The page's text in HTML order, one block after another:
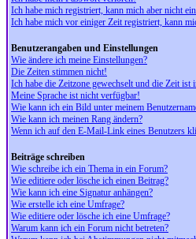
Ich habe mich registriert, kann mich aber nicht
Ich habe mich vor einiger Zeit registriert, kann
Benutzerangaben und Einstellungen
Wie ändere ich meine Einstellungen?
Die Zeiten stimmen nicht!
Ich habe die Zeitzone gewechselt und die Zeit ist
Meine Sprache ist nicht verfügbar!
Wie kann ich ein Bild unter meinem
Wie kann ich meinen Rang ändern?
Wenn ich auf den E-Mail-Link eines Benutzers
Beiträge schreiben
Wie schreibe ich ein Thema in ein Forum?
Wie editiere oder lösche ich einen Beitrag?
Wie kann ich eine Signatur anhängen?
Wie erstelle ich eine Umfrage?
Wie editiere oder lösche ich eine Umfrage?
Warum kann ich ein Forum nicht betreten?